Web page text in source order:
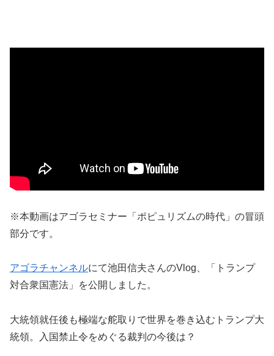
※本動画はアゴラセミナー「ポピュリズムの時代」の冒頭
部分です。
アゴラチャンネルにて池田信夫さんのVlog、「トランプ
対合衆国憲法」を公開しました。
大統領就任後も極端な舵取りで世界を巻き込むトランプ大
統領。入国禁止令をめぐる裁判の今後は？